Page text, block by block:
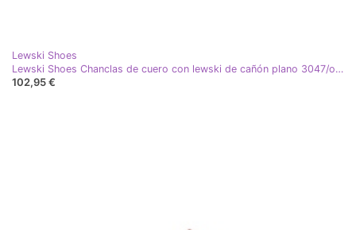
Lewski Shoes
Lewski Shoes Chanclas de cuero con lewski de cañón plano 3047/o decoración blanco
102,95 €